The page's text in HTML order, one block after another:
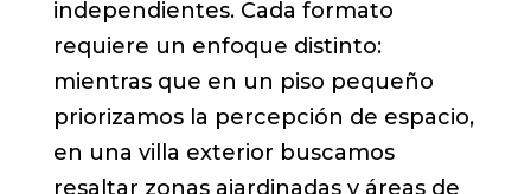
independientes. Cada formato
requiere un enfoque distinto:
mientras que en un piso pequeño
priorizamos la percepción de espacio,
en una villa exterior buscamos
resaltar zonas ajardinadas y áreas de